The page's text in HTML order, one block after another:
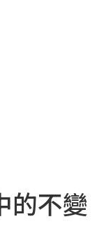
的不變